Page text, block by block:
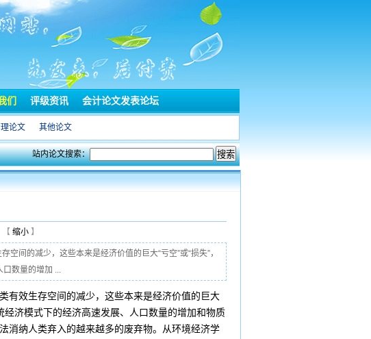
们 评级资讯 会计论文发表论坛
论文 其他论文
站内论文搜索：
缩小】
的减少，这些本来是经济价值的巨大“亏空”或“损失”，
数量的增加 ...
效生存空间的减少，这些本来是经济价值的巨大
经济模式下的经济高速发展、人口数量的增加和物质
消纳人类弃入的越来越多的废弃物。从环境经济学